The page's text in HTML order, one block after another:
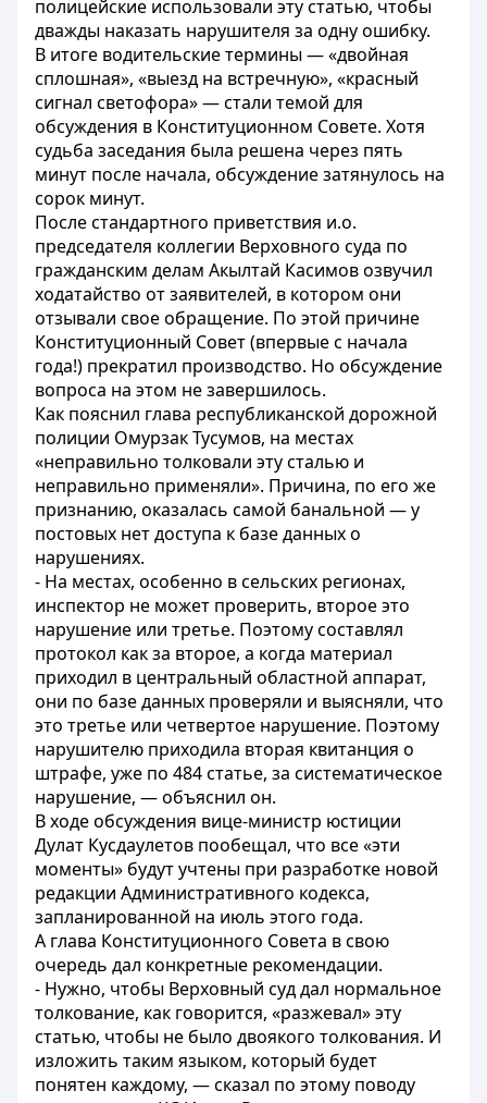
полицейские использовали эту статью, чтобы
дважды наказать нарушителя за одну ошибку.
В итоге водительские термины — «двойная
сплошная», «выезд на встречную», «красный
сигнал светофора» — стали темой для
обсуждения в Конституционном Совете. Хотя
судьба заседания была решена через пять
минут после начала, обсуждение затянулось на
сорок минут.
После стандартного приветствия и.о.
председателя коллегии Верховного суда по
гражданским делам Акылтай Касимов озвучил
ходатайство от заявителей, в котором они
отзывали свое обращение. По этой причине
Конституционный Совет (впервые с начала
года!) прекратил производство. Но обсуждение
вопроса на этом не завершилось.
Как пояснил глава республиканской дорожной
полиции Омурзак Тусумов, на местах
«неправильно толковали эту сталью и
неправильно применяли». Причина, по его же
признанию, оказалась самой банальной — у
постовых нет доступа к базе данных о
нарушениях.
- На местах, особенно в сельских регионах,
инспектор не может проверить, второе это
нарушение или третье. Поэтому составлял
протокол как за второе, а когда материал
приходил в центральный областной аппарат,
они по базе данных проверяли и выясняли, что
это третье или четвертое нарушение. Поэтому
нарушителю приходила вторая квитанция о
штрафе, уже по 484 статье, за систематическое
нарушение, — объяснил он.
В ходе обсуждения вице-министр юстиции
Дулат Кусдаулетов пообещал, что все «эти
моменты» будут учтены при разработке новой
редакции Административного кодекса,
запланированной на июль этого года.
А глава Конституционного Совета в свою
очередь дал конкретные рекомендации.
- Нужно, чтобы Верховный суд дал нормальное
толкование, как говорится, «разжевал» эту
статью, чтобы не было двоякого толкования. И
изложить таким языком, который будет
понятен каждому, — сказал по этому поводу